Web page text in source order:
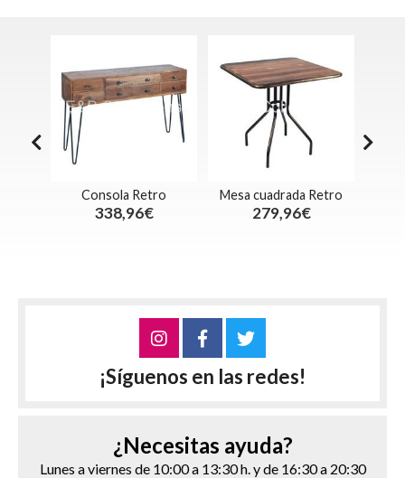
Consola Retro
338,96€
Mesa cuadrada Retro
279,96€
¡Síguenos en las redes!
¿Necesitas ayuda?
Lunes a viernes de 10:00 a 13:30 h. y de 16:30 a 20:30